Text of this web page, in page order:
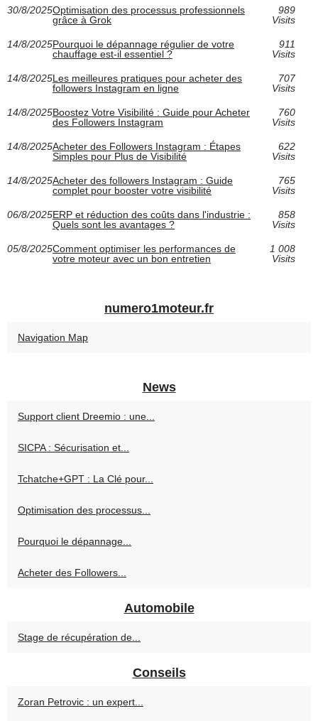
30/8/2025Optimisation des processus professionnels
grâce à Grok
989
Visits
14/8/2025Pourquoi le dépannage régulier de votre
chauffage est-il essentiel ?
911
Visits
14/8/2025Les meilleures pratiques pour acheter des
followers Instagram en ligne
707
Visits
14/8/2025Boostez Votre Visibilité : Guide pour Acheter
des Followers Instagram
760
Visits
14/8/2025Acheter des Followers Instagram : Étapes
Simples pour Plus de Visibilité
622
Visits
14/8/2025Acheter des followers Instagram : Guide
complet pour booster votre visibilité
765
Visits
06/8/2025ERP et réduction des coûts dans l'industrie :
Quels sont les avantages ?
858
Visits
05/8/2025Comment optimiser les performances de
votre moteur avec un bon entretien
1 008
Visits
numero1moteur.fr
Navigation Map
News
Support client Dreemio : une...
SICPA : Sécurisation et...
Tchatche+GPT : La Clé pour...
Optimisation des processus...
Pourquoi le dépannage...
Acheter des Followers...
Automobile
Stage de récupération de...
Conseils
Zoran Petrovic : un expert...